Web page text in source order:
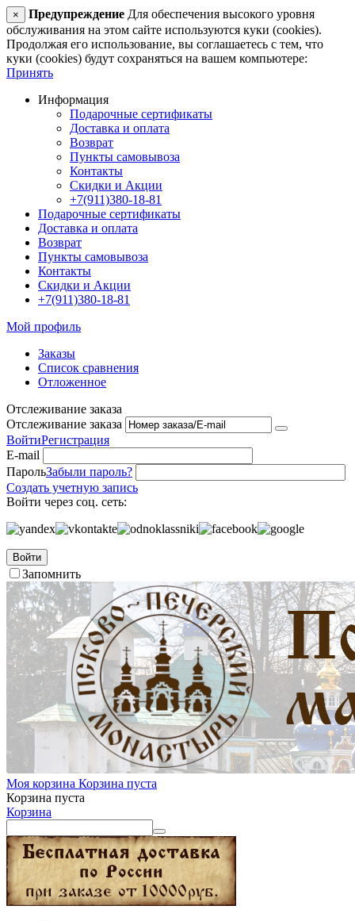
× Предупреждение Для обеспечения высокого уровня
обслуживания на этом сайте используются куки (cookies).
Продолжая его использование, вы соглашаетесь с тем, что
куки (cookies) будут сохраняться на вашем компьютере:
Принять
Информация
Подарочные сертификаты
Доставка и оплата
Возврат
Пункты самовывоза
Контакты
Скидки и Акции
+7(911)380-18-81
Подарочные сертификаты
Доставка и оплата
Возврат
Пункты самовывоза
Контакты
Скидки и Акции
+7(911)380-18-81
Мой профиль
Заказы
Список сравнения
Отложенное
Отслеживание заказа
Отслеживание заказа
ВойтиРегистрация
E-mail
ПарольЗабыли пароль?
Создать учетную запись
Войти через соц. сеть:
Войти
Запомнить
Моя корзина Корзина пуста
Корзина пуста
Корзина